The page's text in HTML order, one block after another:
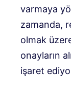
varmaya
zamanda,
olmak
onayların
işaret